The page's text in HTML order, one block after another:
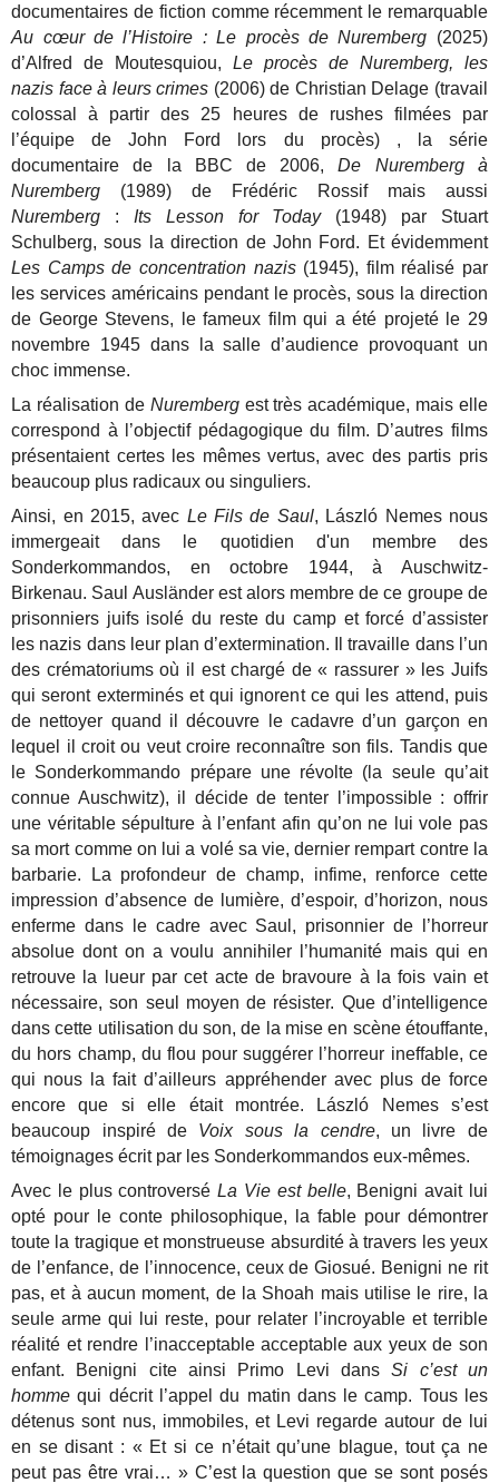
documentaires de fiction comme récemment le remarquable
Au cœur de l’Histoire : Le procès de Nuremberg (2025)
d’Alfred de Moutesquiou,Le procès de Nuremberg, les
nazis face à leurs crimes (2006) de Christian Delage (travail
colossal à partir des 25 heures de rushes filmées par
l’équipe de John Ford lors du procès) , la série
documentaire de la BBC de 2006,De Nuremberg à
Nuremberg (1989) de Frédéric Rossif mais aussi
Nuremberg : Its Lesson for Today(1948) par Stuart
Schulberg, sous la direction de John Ford. Et évidemment
Les Camps de concentration nazis(1945), film réalisé par
les services américains pendant le procès, sous la direction
de George Stevens, le fameux film qui a été projeté le 29
novembre 1945 dans la salle d’audience provoquant un
choc immense.
La réalisation deNurembergest très académique, mais elle
correspond à l’objectif pédagogique du film. D’autres films
présentaient certes les mêmes vertus, avec des partis pris
beaucoup plus radicaux ou singuliers.
Ainsi, en 2015, avec Le Fils de Saul, László Nemes nous
immergeait dans le quotidien d'un membre des
Sonderkommandos, en octobre 1944, à Auschwitz-
Birkenau. Saul Ausländer est alors membre de ce groupe de
prisonniers juifs isolé du reste du camp et forcé d’assister
les nazis dans leur plan d’extermination. Il travaille dans l’un
des crématoriums où il est chargé de « rassurer » les Juifs
qui seront exterminés et qui ignorent ce qui les attend, puis
de nettoyer quand il découvre le cadavre d’un garçon en
lequel il croit ou veut croire reconnaître son fils. Tandis que
le Sonderkommando prépare une révolte (la seule qu’ait
connue Auschwitz), il décide de tenter l’impossible : offrir
une véritable sépulture à l’enfant afin qu’on ne lui vole pas
sa mort comme on lui a volé sa vie, dernier rempart contre la
barbarie. La profondeur de champ, infime, renforce cette
impression d’absence de lumière, d’espoir, d’horizon, nous
enferme dans le cadre avec Saul, prisonnier de l’horreur
absolue dont on a voulu annihiler l’humanité mais qui en
retrouve la lueur par cet acte de bravoure à la fois vain et
nécessaire, son seul moyen de résister. Que d’intelligence
dans cette utilisation du son, de la mise en scène étouffante,
du hors champ, du flou pour suggérer l’horreur ineffable, ce
qui nous la fait d’ailleurs appréhender avec plus de force
encore que si elle était montrée. László Nemes s’est
beaucoup inspiré de Voix sous la cendre, un livre de
témoignages écrit par les Sonderkommandos eux-mêmes.
Avec le plus controverséLa Vie est belle, Benigni avait lui
opté pour le conte philosophique, la fable pour démontrer
toute la tragique et monstrueuse absurdité à travers les yeux
de l’enfance, de l’innocence, ceux de Giosué. Benigni ne rit
pas, et à aucun moment, de la Shoah mais utilise le rire, la
seule arme qui lui reste, pour relater l’incroyable et terrible
réalité et rendre l’inacceptable acceptable aux yeux de son
enfant. Benigni cite ainsi Primo Levi dansSi c’est un
homme qui décrit l’appel du matin dans le camp. Tous les
détenus sont nus, immobiles, et Levi regarde autour de lui
en se disant : « Et si ce n’était qu’une blague, tout ça ne
peut pas être vrai… » C’est la question que se sont posés